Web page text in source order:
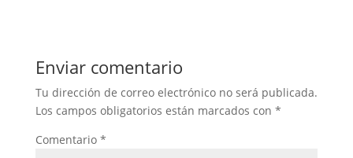
Enviar comentario
Tu dirección de correo electrónico no será publicada.
Los campos obligatorios están marcados con *
Comentario *